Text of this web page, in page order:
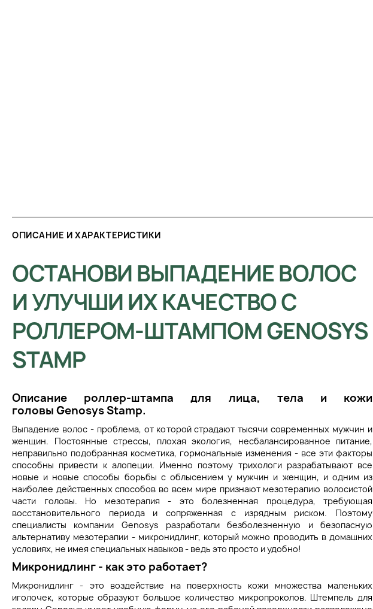
ОПИСАНИЕ И ХАРАКТЕРИСТИКИ
ОСТАНОВИ ВЫПАДЕНИЕ ВОЛОС
И УЛУЧШИ ИХ КАЧЕСТВО С
РОЛЛЕРОМ-ШТАМПОМ GENOSYS
STAMP
Описание роллер-штампа для лица, тела и кожи
головы Genosys Stamp.
Выпадение волос - проблема, от которой страдают тысячи современных мужчин и
женщин. Постоянные стрессы, плохая экология, несбалансированное питание,
неправильно подобранная косметика, гормональные изменения - все эти факторы
способны привести к алопеции. Именно поэтому трихологи разрабатывают все
новые и новые способы борьбы с облысением у мужчин и женщин, и одним из
наиболее действенных способов во всем мире признают мезотерапию волосистой
части головы. Но мезотерапия - это болезненная процедура, требующая
восстановительного периода и сопряженная с изрядным риском. Поэтому
специалисты компании Genosys разработали безболезненную и безопасную
альтернативу мезотерапии - микронидлинг, который можно проводить в домашних
условиях, не имея специальных навыков - ведь это просто и удобно!
Микронидлинг - как это работает?
Микронидлинг - это воздействие на поверхность кожи множества маленьких
иголочек, которые образуют большое количество микропроколов. Штемпель для